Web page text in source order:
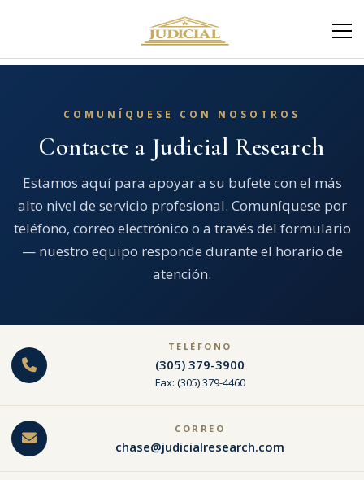
COMUNÍQUESE CON NOSOTROS
Contacte a Judicial Research
Estamos aquí para apoyar a su bufete con el más
alto nivel de servicio profesional. Comuníquese por
teléfono, correo electrónico o a través del formulario
— nuestro equipo responde durante el horario de
atención.
TELÉFONO
(305) 379-3900
Fax: (305) 379-4460
CORREO
chase@judicialresearch.com